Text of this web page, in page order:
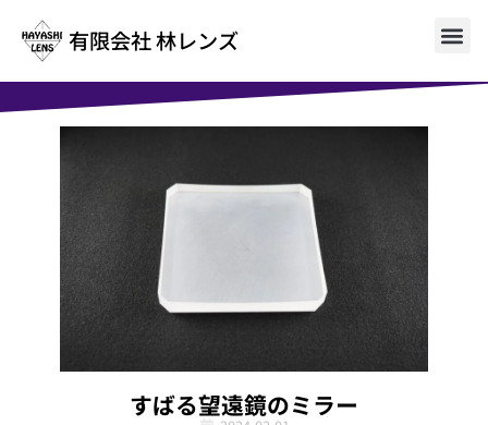
有限会社 林レンズ
すばる望遠鏡のミラー